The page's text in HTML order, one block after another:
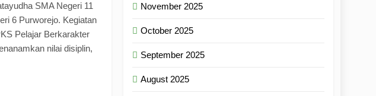
SMA Negeri 11
6 Purworejo. Kegiatan
Pelajar Berkarakter
nilai disiplin,
November 2025
October 2025
September 2025
August 2025